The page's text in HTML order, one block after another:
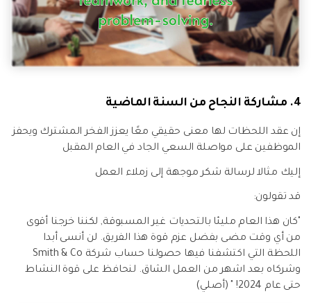
4. مشاركة النجاح من السنة الماضية
إن عقد اللحظات لها معنى حقيقي معًا يعزز الفخر المشترك ويحفز
الموظفين على مواصلة السعي الجاد في العام المقبل
إليك مثالا لرسالة شكر موجهة إلى زملاء العمل
قد تقولون:
"كان هذا العام مليئا بالتحديات غير المسبوقة, لكننا خرجنا أقوى
من أي وقت مضى بفضل عزم قوة هذا الفريق. لن أنسى أبدا
اللحظة التي اكتشفنا فيها حصولنا حساب شركة Smith & Co
وشركاه بعد اشهر من العمل الشاق. لنحافظ على قوة النشاط
حتى عام 2024! " (أصلي)